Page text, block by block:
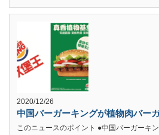
2020/12/26
中国バーガーキングが植物肉バー
このニュースのポイント ●中国バーガーキ